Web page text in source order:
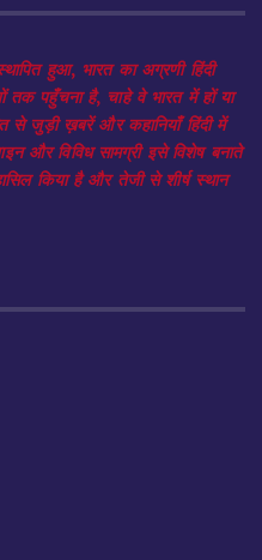
हुआ, भारत का अग्रणी हिंदी
तक पहुँचना है, चाहे वे भारत में हों या
से जुड़ी ख़बरें और कहानियाँ हिंदी में
और विविध सामग्री इसे विशेष बनाते
किया है और तेजी से शीर्ष स्थान